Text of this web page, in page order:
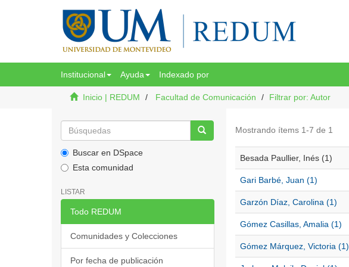
Institucional Ayuda Indexado por
Inicio | REDUM Facultad de Comunicación Filtrar por: Autor
Buscar en DSpace
Esta comunidad
LISTAR
Todo REDUM
Comunidades y Colecciones
Por fecha de publicación
Mostrando ítems 1-7 de 1
Besada Paullier, Inés (1)
Gari Barbé, Juan (1)
Garzón Díaz, Carolina (1)
Gómez Casillas, Amalia (1)
Gómez Márquez, Victoria (1)